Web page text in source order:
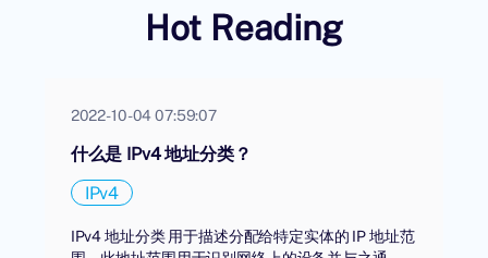
Hot Reading
2022-10-04 07:59:07
什么是 IPv4 地址分类？
IPv4
IPv4 地址分类 用于描述分配给特定实体的 IP 地址范